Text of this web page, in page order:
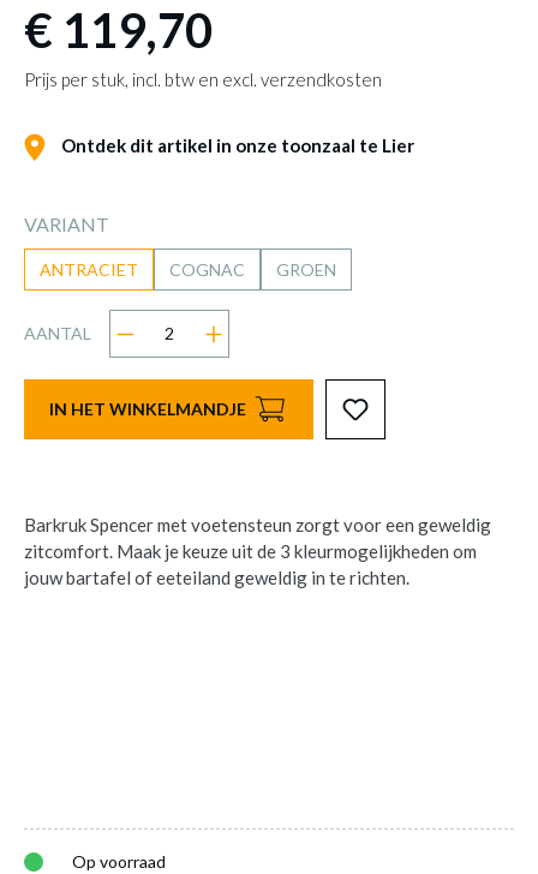
€ 119,70
Prijs per stuk, incl. btw en excl. verzendkosten
Ontdek dit artikel in onze toonzaal te Lier
VARIANT
ANTRACIET COGNAC GROEN
AANTAL
IN HET WINKELMANDJE
Barkruk Spencer met voetensteun zorgt voor een geweldig
zitcomfort. Maak je keuze uit de 3 kleurmogelijkheden om
jouw bartafel of eeteiland geweldig in te richten.
Op voorraad